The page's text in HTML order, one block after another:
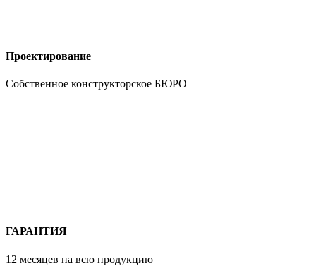
Проектирование
Собственное конструкторское БЮРО
ГАРАНТИЯ
12 месяцев на всю продукцию